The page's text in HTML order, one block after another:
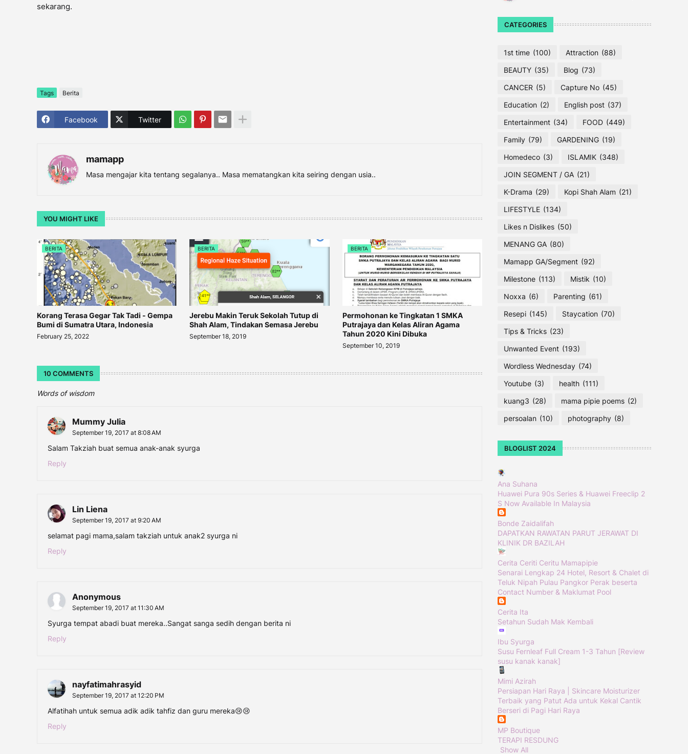
sekarang.
Tags Berita
Facebook Twitter
mamapp
Masa mengajar kita tentang segalanya.. Masa mematangkan kita seiring dengan usia..
YOU MIGHT LIKE
BERITA
Korang Terasa Gegar Tak Tadi - Gempa
Bumi di Sumatra Utara, Indonesia
February 25, 2022
BERITA
Jerebu Makin Teruk Sekolah Tutup di
Shah Alam, Tindakan Semasa Jerebu
September 18, 2019
BERITA
Permohonan ke Tingkatan 1 SMKA
Putrajaya dan Kelas Aliran Agama
Tahun 2020 Kini Dibuka
September 10, 2019
10 COMMENTS
Words of wisdom
Mummy Julia
September 19, 2017 at 8:08 AM
Salam Takziah buat semua anak-anak syurga
Reply
Lin Liena
September 19, 2017 at 9:20 AM
selamat pagi mama,salam takziah untuk anak2 syurga ni
Reply
Anonymous
September 19, 2017 at 11:30 AM
Syurga tempat abadi buat mereka..Sangat sanga sedih dengan berita ni
Reply
nayfatimahrasyid
September 19, 2017 at 12:20 PM
Alfatihah untuk semua adik adik tahfiz dan guru mereka😢😢
Reply
CATEGORIES
1st time (100) Attraction (88)
BEAUTY (35) Blog (73)
CANCER (5) Capture No (45)
Education (2) English post (37)
Entertainment (34) FOOD (449)
Family (79) GARDENING (19)
Homedeco (3) ISLAMIK (348)
JOIN SEGMENT / GA (21)
K-Drama (29) Kopi Shah Alam (21)
LIFESTYLE (134)
Likes n Dislikes (50)
MENANG GA (80)
Mamapp GA/Segment (92)
Milestone (113) Mistik (10)
Noxxa (6) Parenting (61)
Resepi (145) Staycation (70)
Tips & Tricks (23)
Unwanted Event (193)
Wordless Wednesday (74)
Youtube (3) health (111)
kuang3 (28) mama pipie poems (2)
persoalan (10) photography (8)
BLOGLIST 2024
Ana Suhana
Huawei Pura 90s Series & Huawei Freeclip 2
S Now Available In Malaysia
Bonde Zaidalifah
DAPATKAN RAWATAN PARUT JERAWAT DI
KLINIK DR BAZILAH
Cerita Ceriti Ceritu Mamapipie
Senarai Lengkap 24 Hotel, Resort & Chalet di
Teluk Nipah Pulau Pangkor Perak beserta
Contact Number & Maklumat Pool
Cerita Ita
Setahun Sudah Mak Kembali
Ibu Syurga
Susu Fernleaf Full Cream 1-3 Tahun [Review
susu kanak kanak]
Mimi Azirah
Persiapan Hari Raya | Skincare Moisturizer
Terbaik yang Patut Ada untuk Kekal Cantik
Berseri di Pagi Hari Raya
MP Boutique
TERAPI RESDUNG
Show All